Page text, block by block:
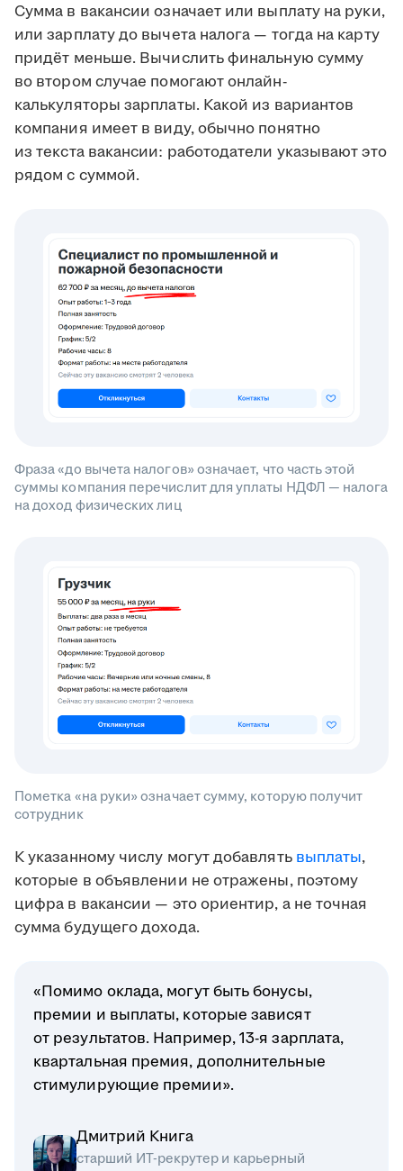
Сумма в вакансии означает или выплату на руки,
или зарплату до вычета налога — тогда на карту
придёт меньше. Вычислить финальную сумму
во втором случае помогают онлайн-
калькуляторы зарплаты. Какой из вариантов
компания имеет в виду, обычно понятно
из текста вакансии: работодатели указывают это
рядом с суммой.
Фраза «до вычета налогов» означает, что часть этой
суммы компания перечислит для уплаты НДФЛ — налога
на доход физических лиц
Пометка «на руки» означает сумму, которую получит
сотрудник
К указанному числу могут добавлять выплаты,
которые в объявлении не отражены, поэтому
цифра в вакансии — это ориентир, а не точная
сумма будущего дохода.
«Помимо оклада, могут быть бонусы,
премии и выплаты, которые зависят
от результатов. Например, 13-я зарплата,
квартальная премия, дополнительные
стимулирующие премии».
Дмитрий Книга
старший ИТ-рекрутер и карьерный